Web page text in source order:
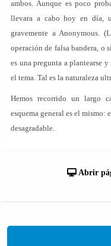
ambos. Aunque es poco
llevara a cabo hoy en día,
gravemente a Anonymous.
operación de falsa bandera, o
es una pregunta a plantearse
el tema. Tal es la naturaleza
Hemos recorrido un largo
esquema general es el mismo:
desagradable.
Abrir